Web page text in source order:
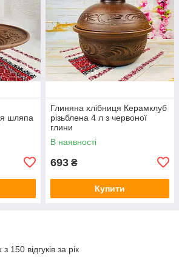
шляпа
Глиняна хлібниця Керамклуб
різьблена 4 л з червоної
глини
В наявності
693 ₴
Купити
150 відгуків за рік